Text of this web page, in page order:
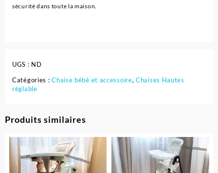
sécurité dans toute la maison.
UGS : ND
Catégories :Chaise bébé et accessoire,Chaises Hautes
réglable
Produits similaires